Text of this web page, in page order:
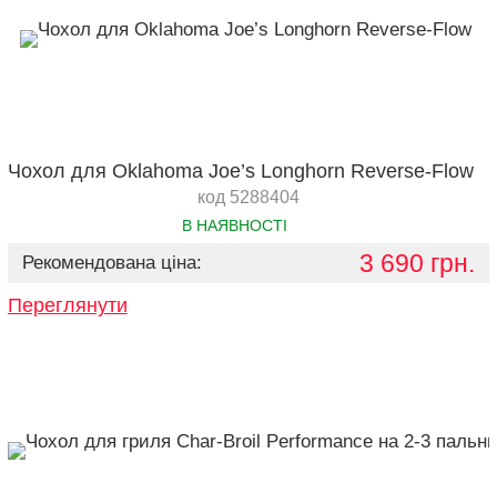
Чохол для Oklahoma Joe’s Longhorn Reverse-Flow
код 5288404
В НАЯВНОСТІ
Рекомендована ціна: 3 690 грн.
Переглянути